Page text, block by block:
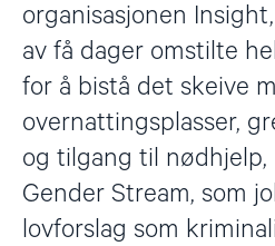
organisasjonen
av få dager omstilte
for å bistå det skeive
overnattingsplasser,
og tilgang til nødhjelp,
Gender Stream, som
lovforslag som